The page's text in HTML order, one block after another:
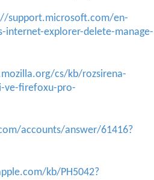
support.microsoft.com/en-
internet-explorer-delete-manage-
cs/kb/rozsirena-
ve-firefoxu-pro-
accounts/answer/61416?
kb/PH5042?